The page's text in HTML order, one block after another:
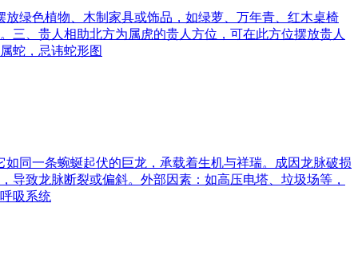
绿色植物、木制家具或饰品，如绿萝、万年青、红木桌椅
三、贵人相助北方为属虎的贵人方位，可在此方位摆放贵人
蛇，忌讳蛇形图
同一条蜿蜒起伏的巨龙，承载着生机与祥瑞。成因龙脉破损
致龙脉断裂或偏斜。外部因素：如高压电塔、垃圾场等，
吸系统